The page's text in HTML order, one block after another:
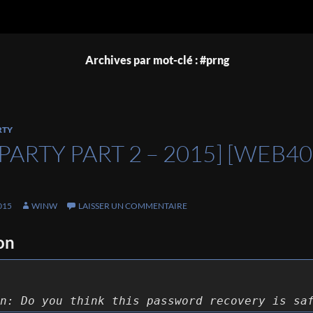
Archives par mot-clé : #prng
PART 2 – 2015]
WINW LAISSER UN COMMENTAIRE
Do you think this password recovery is